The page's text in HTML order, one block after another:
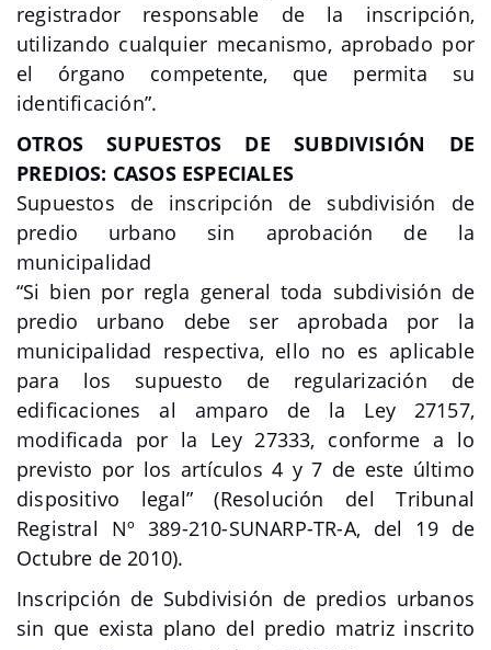
registrador responsable de la inscripción,
utilizando cualquier mecanismo, aprobado por
el órgano competente, que permita su
identificación”.
OTROS SUPUESTOS DE SUBDIVISIÓN DE
PREDIOS: CASOS ESPECIALES
Supuestos de inscripción de subdivisión de
predio urbano sin aprobación de la
municipalidad
“Si bien por regla general toda subdivisión de
predio urbano debe ser aprobada por la
municipalidad respectiva, ello no es aplicable
para los supuesto de regularización de
edificaciones al amparo de la Ley 27157,
modificada por la Ley 27333, conforme a lo
previsto por los artículos 4 y 7 de este último
dispositivo legal” (Resolución del Tribunal
Registral Nº 389-210-SUNARP-TR-A, del 19 de
Octubre de 2010).
Inscripción de Subdivisión de predios urbanos
sin que exista plano del predio matriz inscrito